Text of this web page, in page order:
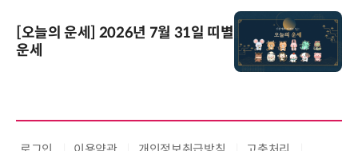
[오늘의 운세] 2026년 7월 31일 띠별
운세